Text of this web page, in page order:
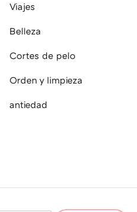
Viajes
Belleza
Cortes de pelo
Orden y limpieza
antiedad